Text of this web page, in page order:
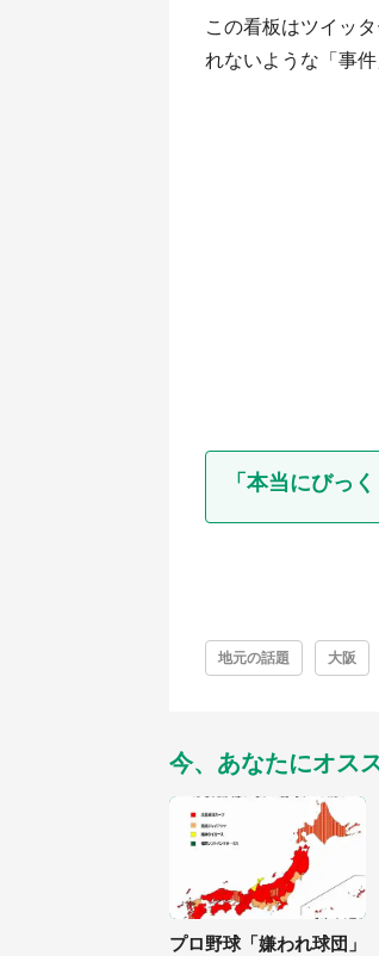
この看板はツイッ
れないような「事件
「本当にびっ
地元の話題 大阪
今、あなたにオス
プロ野球「嫌われ球団」